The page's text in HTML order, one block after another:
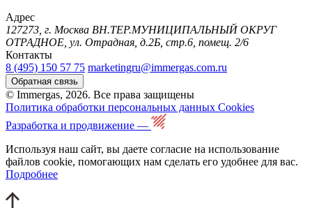
Адрес
127273, г. Москва ВН.ТЕР.МУНИЦИПАЛЬНЫЙ ОКРУГ
ОТРАДНОЕ, ул. Отрадная, д.2Б, стр.6, помещ. 2/6
Контакты
8 (495) 150 57 75 marketingru@immergas.com.ru
Обратная связь
© Immergas, 2026. Все права защищены
Политика обработки персональных данных Cookies
Разработка и продвижение —
Используя наш сайт, вы даете согласие на использование
файлов cookie, помогающих нам сделать его удобнее для вас.
Подробнее